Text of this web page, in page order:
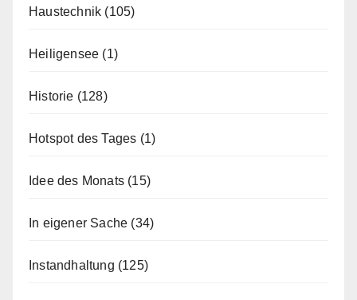
Haustechnik (105)
Heiligensee (1)
Historie (128)
Hotspot des Tages (1)
Idee des Monats (15)
In eigener Sache (34)
Instandhaltung (125)